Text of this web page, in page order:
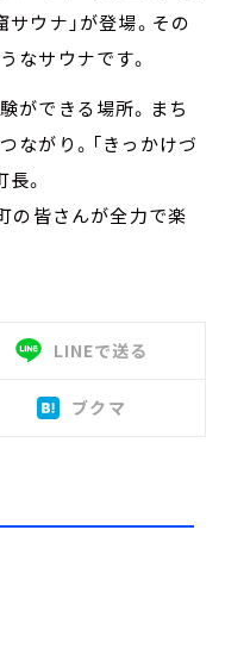
ウナ」が登場。その
なサウナです。
ができる場所。まち
ながり。「きっかけづ
。
の皆さんが全力で楽
LINEで送る
ブクマ